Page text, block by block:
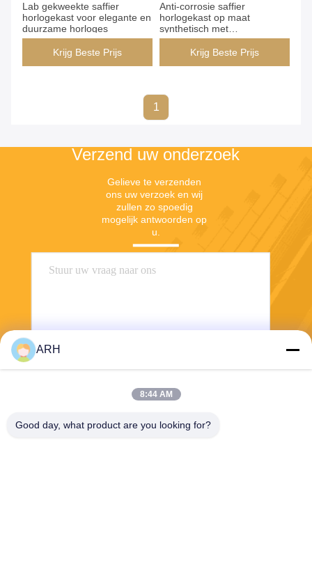
Lab gekweekte saffier
horlogekast voor elegante en
duurzame horloges
Krijg Beste Prijs
Anti-corrosie saffier
horlogekast op maat
synthetisch met
kleurenopties
Krijg Beste Prijs
1
Verzend uw onderzoek
Gelieve te verzenden
ons uw verzoek en wij
zullen zo spoedig
mogelijk antwoorden op
u.
ARH
8:44 AM
Good day, what product are you looking for?